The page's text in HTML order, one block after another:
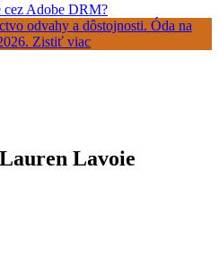
cez Adobe DRM?
Lavoie